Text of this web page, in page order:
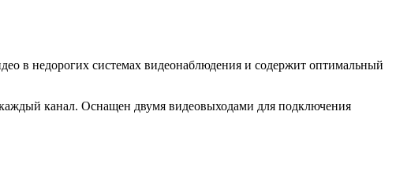
в недорогих системах видеонаблюдения и содержит оптимальный
канал. Оснащен двумя видеовыходами для подключения